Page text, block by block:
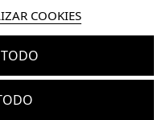
COOKIES